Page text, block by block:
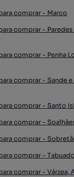
comprar - Marco
comprar -
comprar - Penha
comprar - Sande
comprar - Santo
comprar -
comprar -
comprar - Tabuado
comprar - Várzea,